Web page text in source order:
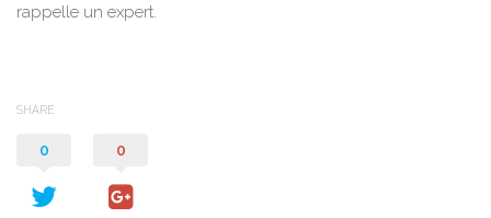
rappelle un expert.
SHARE
0 0